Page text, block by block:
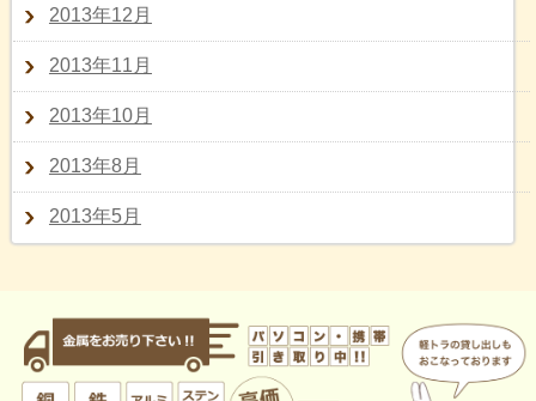
2013年12月
2013年11月
2013年10月
2013年8月
2013年5月